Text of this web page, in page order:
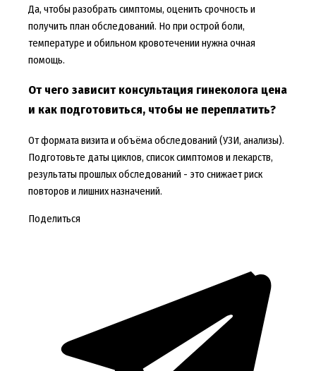
Да, чтобы разобрать симптомы, оценить срочность и
получить план обследований. Но при острой боли,
температуре и обильном кровотечении нужна очная
помощь.
От чего зависит консультация гинеколога цена
и как подготовиться, чтобы не переплатить?
От формата визита и объёма обследований (УЗИ, анализы).
Подготовьте даты циклов, список симптомов и лекарств,
результаты прошлых обследований - это снижает риск
повторов и лишних назначений.
Поделиться